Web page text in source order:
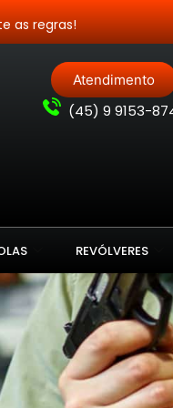
as regras!
Atendimento
(45) 9 9153-
REVÓLVERES